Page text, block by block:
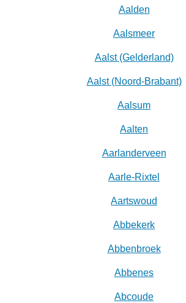
Aalden
Aalsmeer
Aalst (Gelderland)
Aalst (Noord-Brabant)
Aalsum
Aalten
Aarlanderveen
Aarle-Rixtel
Aartswoud
Abbekerk
Abbenbroek
Abbenes
Abcoude